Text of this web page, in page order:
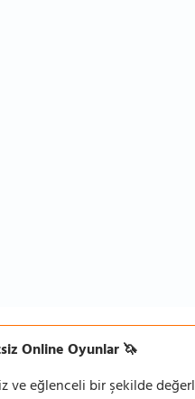
Online Oyunlar 🦄
ve eğlenceli bir şekilde